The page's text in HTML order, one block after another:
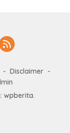
Disclaimer
wpberita.